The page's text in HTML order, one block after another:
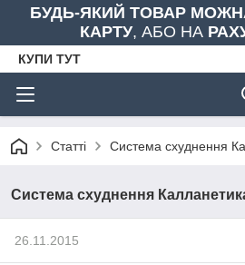
БУДЬ-ЯКИЙ ТОВАР
КАРТУ, АБО НА
КУПИ ТУТ
Статті Система схуднення
Система схуднення
26.11.2015